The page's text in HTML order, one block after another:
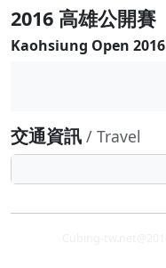
2016 高雄公開賽
Kaohsiung Open 2016
交通資訊 / Travel